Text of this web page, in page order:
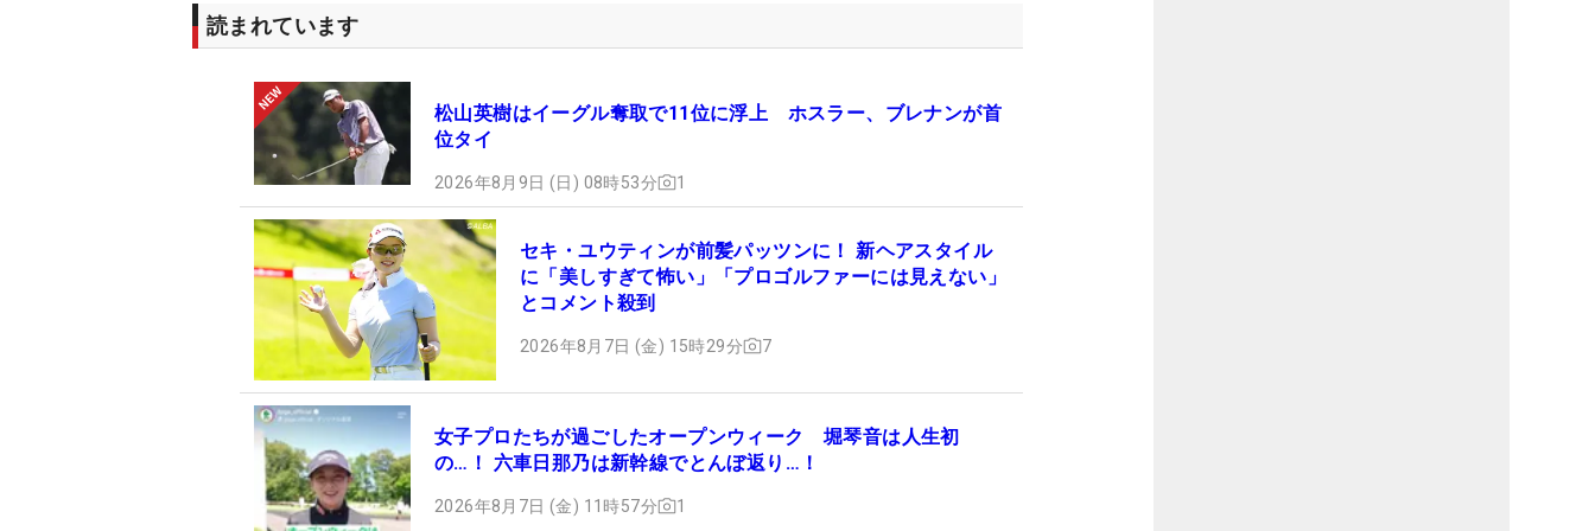
読まれています
松山英樹はイーグル奪取で11位に浮上 ホスラー、ブレナンが首
位タイ
2026年8月9日 (日) 08時53分 1
セキ・ユウティンが前髪パッツンに！ 新ヘアスタイル
に「美しすぎて怖い」「プロゴルファーには見えない」
とコメント殺到
2026年8月7日 (金) 15時29分 7
女子プロたちが過ごしたオープンウィーク 堀琴音は人生初
の…！ 六車日那乃は新幹線でとんぼ返り…！
2026年8月7日 (金) 11時57分 1